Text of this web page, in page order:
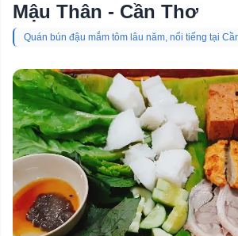
Quán Nướng
Phòng Khám Da Liễu
Quán Bún Bò Huế
Quán Mì Quảng
Bảo Tàng
Chợ
Công Viên
Nhà Thờ
Khu Vui Chơi Cho Trẻ Em
Mậu Thân - Cần Thơ
Quán bún đậu mắm tôm lâu năm, nổi tiếng tại